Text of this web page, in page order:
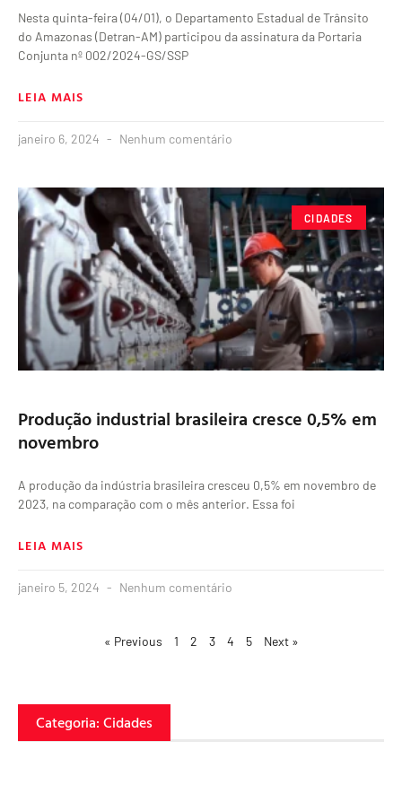
Nesta quinta-feira (04/01), o Departamento Estadual de Trânsito
do Amazonas (Detran-AM) participou da assinatura da Portaria
Conjunta nº 002/2024-GS/SSP
LEIA MAIS
janeiro 6, 2024 Nenhum comentário
CIDADES
Produção industrial brasileira cresce 0,5% em
novembro
A produção da indústria brasileira cresceu 0,5% em novembro de
2023, na comparação com o mês anterior. Essa foi
LEIA MAIS
janeiro 5, 2024 Nenhum comentário
« Previous 1 2 3 4 5 Next »
Categoria: Cidades